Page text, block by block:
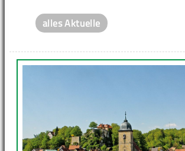
alles Aktuelle